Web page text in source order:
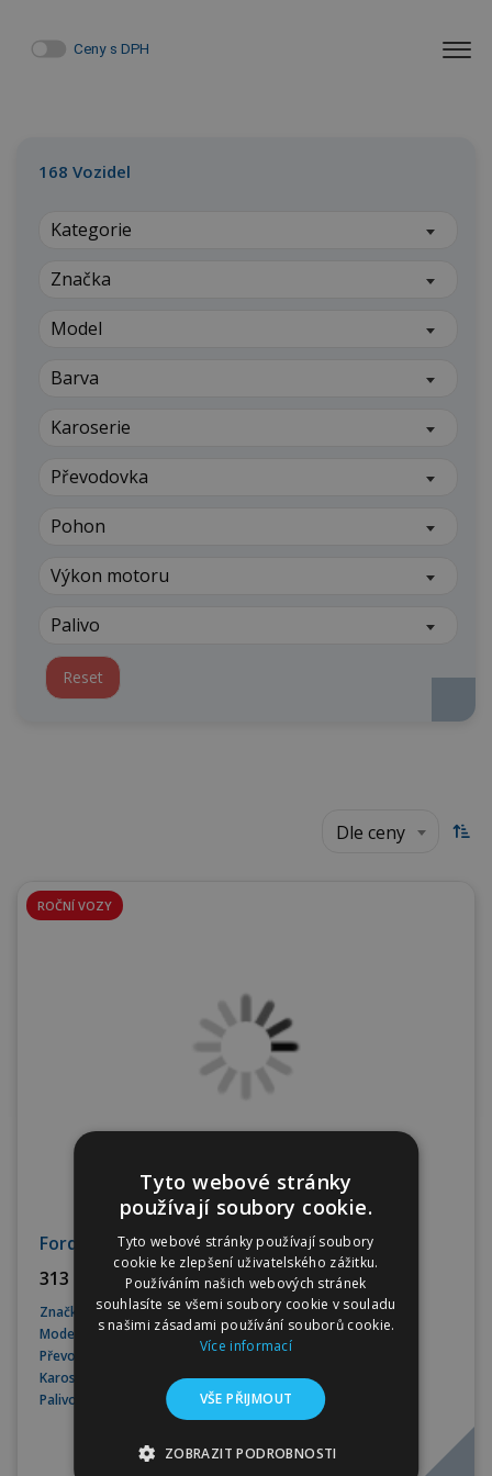
Ceny s DPH
168 Vozidel
Kategorie
Značka
Model
Barva
Karoserie
Převodovka
Pohon
Výkon motoru
Palivo
Reset
Dle ceny
ROČNÍ VOZY
Ford Transit Kombi L3 Trend, 9míst, záruka
313 223 CZK bez DPH
Značka
Ford
Model
Transit
Převodovka
Manuální
Karoserie
Kombi
Palivo
Nafta
Tyto webové stránky
používají soubory cookie.
Tyto webové stránky používají soubory
cookie ke zlepšení uživatelského zážitku.
Používáním našich webových stránek
souhlasíte se všemi soubory cookie v souladu
s našimi zásadami používání souborů cookie.
Více informací
VŠE PŘIJMOUT
ZOBRAZIT PODROBNOSTI